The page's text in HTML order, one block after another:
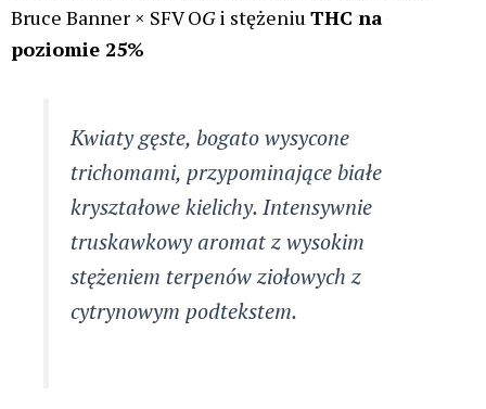
Bruce Banner × SFV OGi stężeniu THC na
poziomie 25%
Kwiaty gęste, bogato wysycone
trichomami, przypominające białe
kryształowe kielichy. Intensywnie
truskawkowy aromat z wysokim
stężeniem terpenów ziołowych z
cytrynowym podtekstem.